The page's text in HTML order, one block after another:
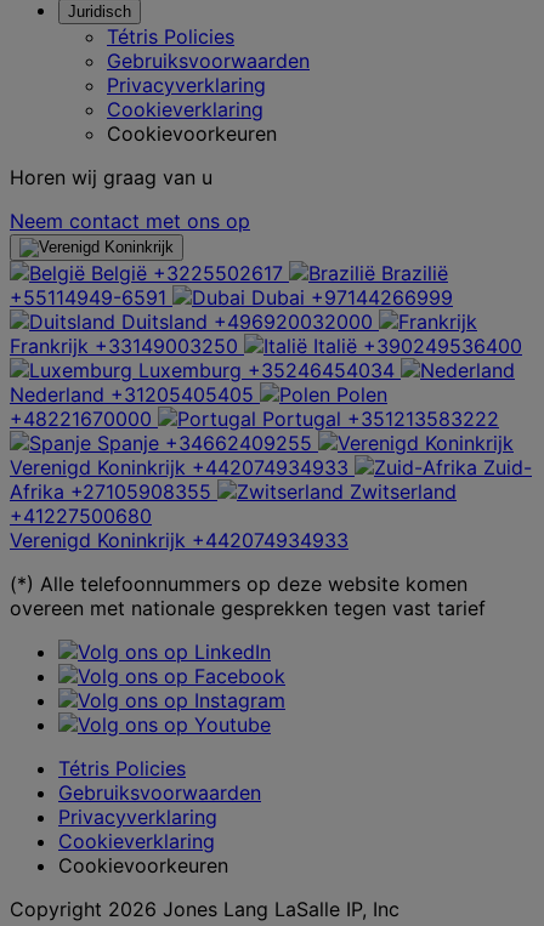
Juridisch
Tétris Policies
Gebruiksvoorwaarden
Privacyverklaring
Cookieverklaring
Cookievoorkeuren
Horen wij graag van u
Neem contact met ons op
België +3225502617
Brazilië
+55114949-6591
Dubai +97144266999
Duitsland +496920032000
Frankrijk +33149003250 Italië +390249536400
Luxemburg +35246454034
Nederland +31205405405
Polen
+48221670000
Portugal +351213583222
Spanje +34662409255
Verenigd Koninkrijk +442074934933
Zuid-
Afrika +27105908355
Zwitserland
+41227500680
Verenigd Koninkrijk +442074934933
(*) Alle telefoonnummers op deze website komen
overeen met nationale gesprekken tegen vast tarief
Tétris Policies
Gebruiksvoorwaarden
Privacyverklaring
Cookieverklaring
Cookievoorkeuren
Copyright 2026 Jones Lang LaSalle IP, Inc